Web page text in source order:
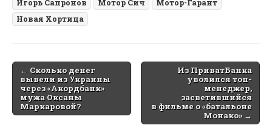
Игорь Сапронов Мотор Сич
Мотор-Гарант
Новая Хортица
Post
navigation
← Сколько денег
вывели из Украины
через «Акордбанк»
мужа Оксаны
Маркаровой?
Из ПриватБанка
уволился топ-
менеджер,
засветившийся
в фильме о «батальоне
Монако» →